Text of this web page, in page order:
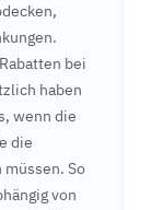
bei
haben
wenn die
die
So
von